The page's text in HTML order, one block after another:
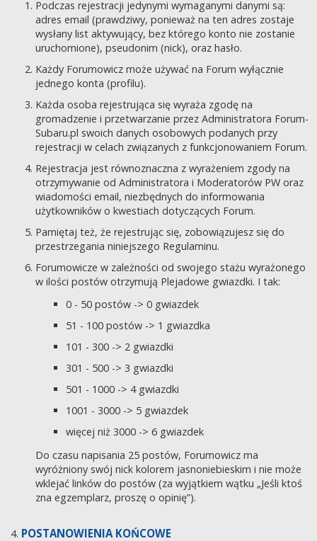
Podczas rejestracji jedynymi wymaganymi danymi są:
adres email (prawdziwy, ponieważ na ten adres zostaje
wysłany list aktywujący, bez którego konto nie zostanie
uruchomione), pseudonim (nick), oraz hasło.
Każdy Forumowicz może używać na Forum wyłącznie
jednego konta (profilu).
Każda osoba rejestrująca się wyraża zgodę na
gromadzenie i przetwarzanie przez Administratora Forum-
Subaru.pl swoich danych osobowych podanych przy
rejestracji w celach związanych z funkcjonowaniem Forum.
Rejestracja jest równoznaczna z wyrażeniem zgody na
otrzymywanie od Administratora i Moderatorów PW oraz
wiadomości email, niezbędnych do informowania
użytkowników o kwestiach dotyczących Forum.
Pamiętaj też, że rejestrując się, zobowiązujesz się do
przestrzegania niniejszego Regulaminu.
Forumowicze w zależności od swojego stażu wyrażonego
w ilości postów otrzymują Plejadowe gwiazdki. I tak:
0 - 50 postów -> 0 gwiazdek
51 - 100 postów -> 1 gwiazdka
101 - 300 -> 2 gwiazdki
301 - 500 -> 3 gwiazdki
501 - 1000 -> 4 gwiazdki
1001 - 3000 -> 5 gwiazdek
więcej niż 3000 -> 6 gwiazdek
Do czasu napisania 25 postów, Forumowicz ma
wyróżniony swój nick kolorem jasnoniebieskim i nie może
wklejać linków do postów (za wyjątkiem wątku „Jeśli ktoś
zna egzemplarz, proszę o opinię”).
POSTANOWIENIA KOŃCOWE